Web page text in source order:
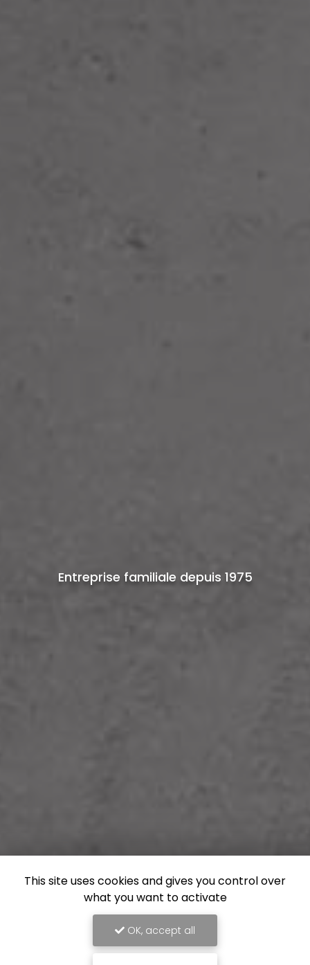
Entreprise familiale depuis 1975
This site uses cookies and gives you control over
what you want to activate
OK, accept all